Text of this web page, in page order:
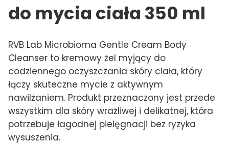
do mycia ciała 350 ml
RVB Lab Microbioma Gentle Cream Body
Cleanser to kremowy żel myjący do
codziennego oczyszczania skóry ciała, który
łączy skuteczne mycie z aktywnym
nawilżaniem. Produkt przeznaczony jest przede
wszystkim dla skóry wrażliwej i delikatnej, która
potrzebuje łagodnej pielęgnacji bez ryzyka
wysuszenia.